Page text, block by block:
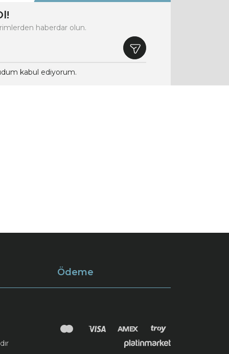
haberdar olun.
kabul ediyorum.
Ödeme